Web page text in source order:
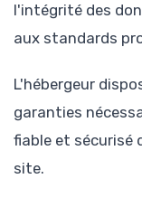
l'intégrité des
aux standards
L'hébergeur
garanties
fiable et sécurisé
site.